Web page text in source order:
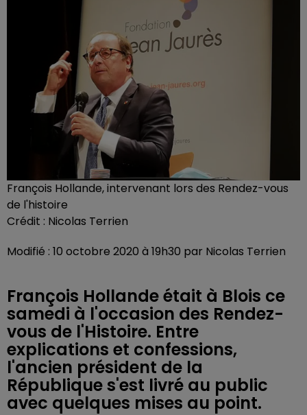
François Hollande, intervenant lors des Rendez-vous
de l'histoire
Crédit : Nicolas Terrien
Modifié : 10 octobre 2020 à 19h30 par Nicolas Terrien
François Hollande était à Blois ce
samedi à l'occasion des Rendez-
vous de l'Histoire. Entre
explications et confessions,
l'ancien président de la
République s'est livré au public
avec quelques mises au point.